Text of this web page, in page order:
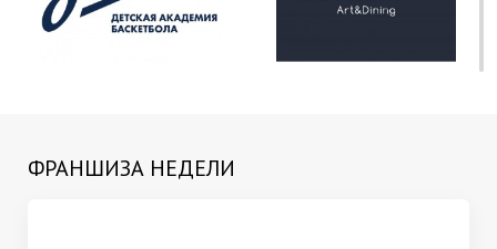
ФРАНШИЗА НЕДЕЛИ